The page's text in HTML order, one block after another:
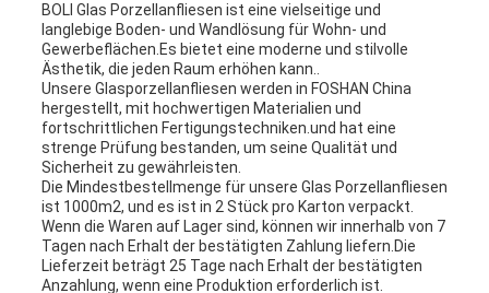
BOLI Glas Porzellanfliesen ist eine vielseitige und
langlebige Boden- und Wandlösung für Wohn- und
Gewerbeflächen.Es bietet eine moderne und stilvolle
Ästhetik, die jeden Raum erhöhen kann..
Unsere Glasporzellanfliesen werden in FOSHAN China
hergestellt, mit hochwertigen Materialien und
fortschrittlichen Fertigungstechniken.und hat eine
strenge Prüfung bestanden, um seine Qualität und
Sicherheit zu gewährleisten.
Die Mindestbestellmenge für unsere Glas Porzellanfliesen
ist 1000m2, und es ist in 2 Stück pro Karton verpackt.
Wenn die Waren auf Lager sind, können wir innerhalb von 7
Tagen nach Erhalt der bestätigten Zahlung liefern.Die
Lieferzeit beträgt 25 Tage nach Erhalt der bestätigten
Anzahlung, wenn eine Produktion erforderlich ist.